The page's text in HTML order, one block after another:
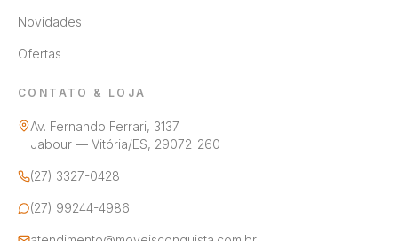
Novidades
Ofertas
CONTATO & LOJA
Av. Fernando Ferrari, 3137
Jabour — Vitória/ES, 29072-260
(27) 3327-0428
(27) 99244-4986